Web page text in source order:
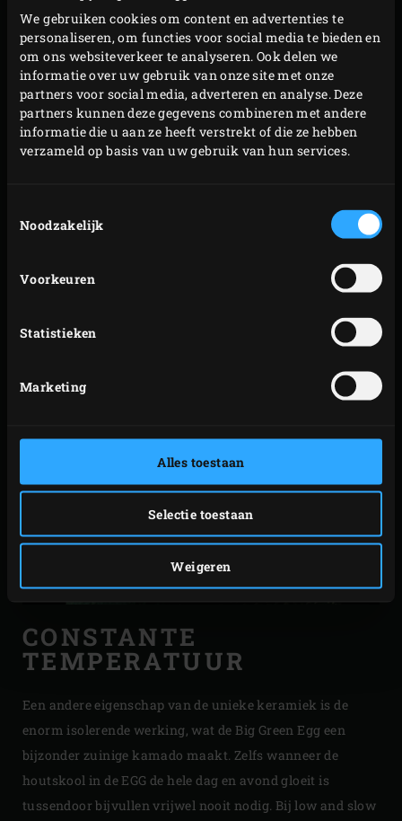
We gebruiken cookies om content en advertenties te
personaliseren, om functies voor social media te bieden en
om ons websiteverkeer te analyseren. Ook delen we
informatie over uw gebruik van onze site met onze
partners voor social media, adverteren en analyse. Deze
partners kunnen deze gegevens combineren met andere
informatie die u aan ze heeft verstrekt of die ze hebben
verzameld op basis van uw gebruik van hun services.
Noodzakelijk
Voorkeuren
Statistieken
Marketing
Alles toestaan
Selectie toestaan
Weigeren
limit voor de Big Green Egg. Gegrilde en gepofte groenten
krijgen een geweldige smaakboost en pizza en
flammkuchen zijn in no time gebakken. En een
smaakvollere manier om pulled pork te maken,
bijvoorbeeld als vulling voor kroketjes, of een mooie
steak te grillen is er niet. Tel daar het showelement bij op
geeft een gerecht iets bijzonders.
CONSTANTE
TEMPERATUUR
Een andere eigenschap van de unieke keramiek is de
enorm isolerende werking, wat de Big Green Egg een
bijzonder zuinige kamado maakt. Zelfs wanneer de
houtskool in de EGG de hele dag en avond gloeit is
tussendoor bijvullen vrijwel nooit nodig. Bij low and slow